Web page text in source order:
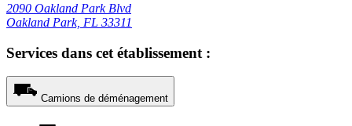
2090 Oakland Park Blvd
Oakland Park, FL 33311
Services dans cet établissement :
Camions de déménagement